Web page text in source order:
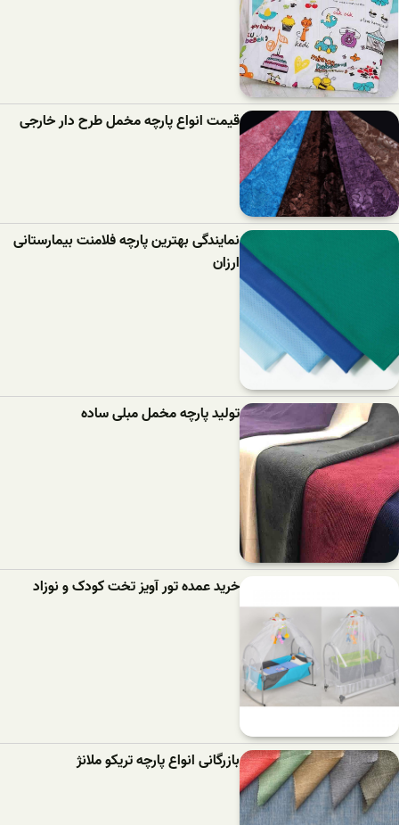
قیمت انواع پارچه مخمل طرح دار خارجی
نمایندگی بهترین پارچه فلامنت بیمارستانی
ارزان
تولید پارچه مخمل مبلی ساده
خرید عمده تور آویز تخت کودک و نوزاد
بازرگانی انواع پارچه تریکو ملانژ